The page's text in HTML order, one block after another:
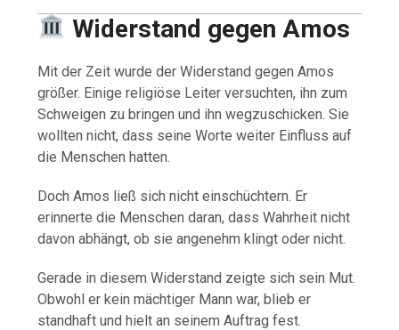
Widerstand gegen Amos
Mit der Zeit wurde der Widerstand gegen Amos
größer. Einige religiöse Leiter versuchten, ihn zum
Schweigen zu bringen und ihn wegzuschicken. Sie
wollten nicht, dass seine Worte weiter Einfluss auf
die Menschen hatten.
Doch Amos ließ sich nicht einschüchtern. Er
erinnerte die Menschen daran, dass Wahrheit nicht
davon abhängt, ob sie angenehm klingt oder nicht.
Gerade in diesem Widerstand zeigte sich sein Mut.
Obwohl er kein mächtiger Mann war, blieb er
standhaft und hielt an seinem Auftrag fest.